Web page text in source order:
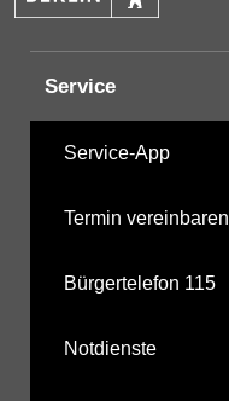
Service
Service-App
Termin vereinbaren
Bürgertelefon 115
Notdienste